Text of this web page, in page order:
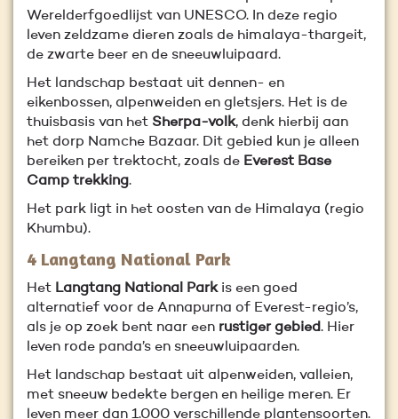
Werelderfgoedlijst van UNESCO. In deze regio
leven zeldzame dieren zoals de himalaya-thargeit,
de zwarte beer en de sneeuwluipaard.
Het landschap bestaat uit dennen- en
eikenbossen, alpenweiden en gletsjers. Het is de
thuisbasis van het Sherpa-volk, denk hierbij aan
het dorp Namche Bazaar. Dit gebied kun je alleen
bereiken per trektocht, zoals de Everest Base
Camp trekking.
Het park ligt in het oosten van de Himalaya (regio
Khumbu).
4 Langtang National Park
Het Langtang National Parkis een goed
alternatief voor de Annapurna of Everest-regio’s,
als je op zoek bent naar een rustiger gebied. Hier
leven rode panda’s en sneeuwluipaarden.
Het landschap bestaat uit alpenweiden, valleien,
met sneeuw bedekte bergen en heilige meren. Er
leven meer dan 1.000 verschillende plantensoorten.